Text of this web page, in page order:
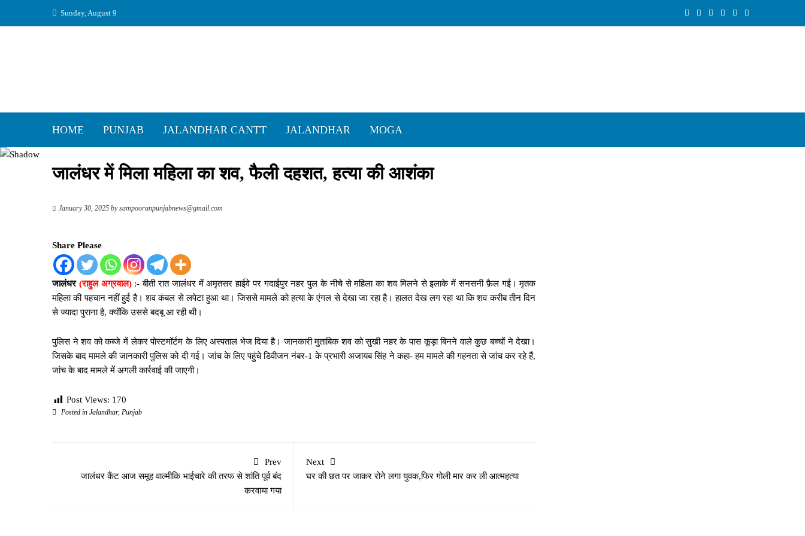
Sunday, August 9
HOME PUNJAB JALANDHAR CANTT JALANDHAR MOGA
जालंधर में मिला महिला का शव, फैली दहशत, हत्या की आशंका
January 30, 2025 bysampooranpunjabnews@gmail.com
Share Please
जालंधर(राहुल अग्रवाल):- बीती रात जालंधर में अमृतसर हाईवे पर गदाईपुर नहर पुल के नीचे से महिला का शव मिलने से इलाके में सनसनी फ़ैल गई। मृतक
महिला की पहचान नहीं हुई है। शव कंबल से लपेटा हुआ था। जिससे मामले को हत्या के एंगल से देखा जा रहा है। हालत देख लग रहा था कि शव करीब तीन दिन
से ज्यादा पुराना है, क्योंकि उससे बदबू आ रही थी।
पुलिस ने शव को कब्जे में लेकर पोस्टमॉर्टम के लिए अस्पताल भेज दिया है। जानकारी मुताबिक शव को सुखी नहर के पास कूड़ा बिनने वाले कुछ बच्चों ने देखा।
जिसके बाद मामले की जानकारी पुलिस को दी गई। जांच के लिए पहुंचे डिवीजन नंबर-1 के प्रभारी अजायब सिंह ने कहा- हम मामले की गहनता से जांच कर रहे हैं,
जांच के बाद मामले में अगली कार्रवाई की जाएगी।
Post Views: 170
Posted in Jalandhar, Punjab
Prev
जालंधर कैंट आज समूह वाल्मीकि भाईचारे की तरफ से शांति पूर्व बंद
करवाया गया
Next
घर की छत पर जाकर रोने लगा युवक,फिर गोली मार कर ली आत्महत्या